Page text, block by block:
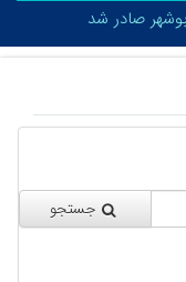
صادر شد
جستجو